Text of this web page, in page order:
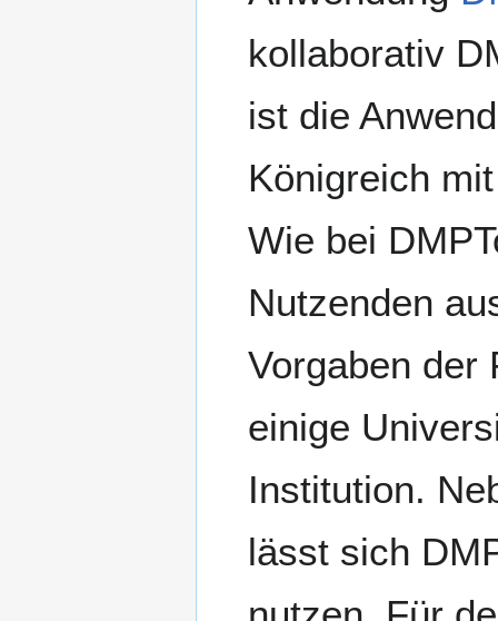
kollaborativ
ist die
Königreich
Wie bei
Nutzenden
Vorgaben der
einige
Institution.
lässt sich